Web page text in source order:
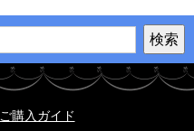
ご購入ガイド